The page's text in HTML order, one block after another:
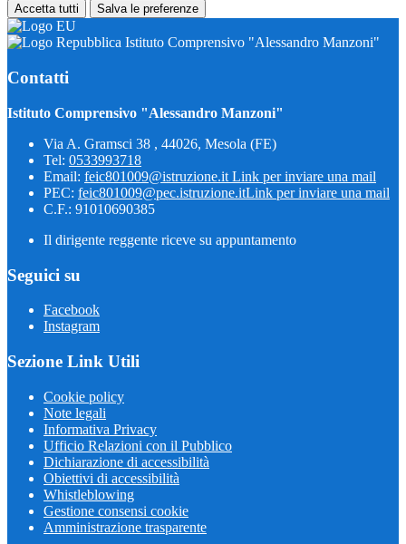
Accetta tutti Salva le preferenze
Istituto Comprensivo "Alessandro Manzoni"
Contatti
Istituto Comprensivo "Alessandro Manzoni"
Via A. Gramsci 38 , 44026, Mesola (FE)
Tel: 0533993718
Email: feic801009@istruzione.it Link per inviare una mail
PEC: feic801009@pec.istruzione.itLink per inviare una mail
C.F.: 91010690385
Il dirigente reggente riceve su appuntamento
Seguici su
Facebook
Instagram
Sezione Link Utili
Cookie policy
Note legali
Informativa Privacy
Ufficio Relazioni con il Pubblico
Dichiarazione di accessibilità
Obiettivi di accessibilità
Whistleblowing
Gestione consensi cookie
Amministrazione trasparente